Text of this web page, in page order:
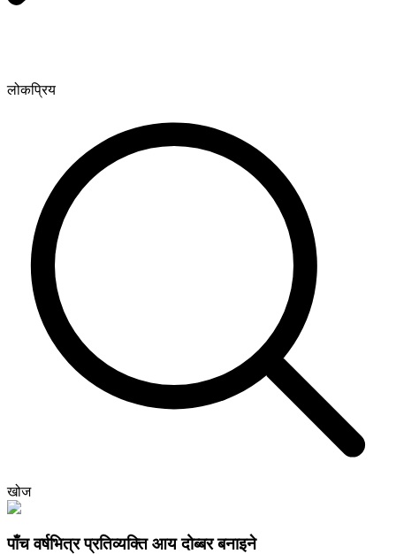
लोकप्रिय
खोज
पाँच वर्षभित्र प्रतिव्यक्ति आय दोब्बर बनाइने